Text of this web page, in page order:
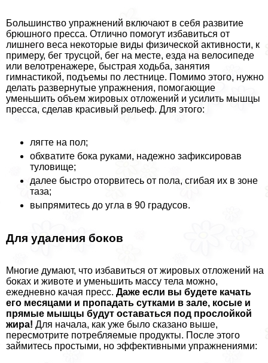
Большинство упражнений включают в себя развитие
брюшного пресса. Отлично помогут избавиться от
лишнего веса некоторые виды физической активности, к
примеру, бег трусцой, бег на месте, езда на велосипеде
или велотренажере, быстрая ходьба, занятия
гимнастикой, подъемы по лестнице. Помимо этого, нужно
делать развернутые упражнения, помогающие
уменьшить объем жировых отложений и усилить мышцы
пресса, сделав красивый рельеф. Для этого:
лягте на пол;
обхватите бока руками, надежно зафиксировав
туловище;
далее быстро оторвитесь от пола, сгибая их в зоне
таза;
выпрямитесь до угла в 90 градусов.
Для удаления боков
Многие думают, что избавиться от жировых отложений на
боках и животе и уменьшить массу тела можно,
ежедневно качая пресс. Даже если вы будете качать
его месяцами и пропадать сутками в зале, косые и
прямые мышцы будут оставаться под прослойкой
жира! Для начала, как уже было сказано выше,
пересмотрите потрeбляемые продукты. После этого
займитесь простыми, но эффективными упражнениями: